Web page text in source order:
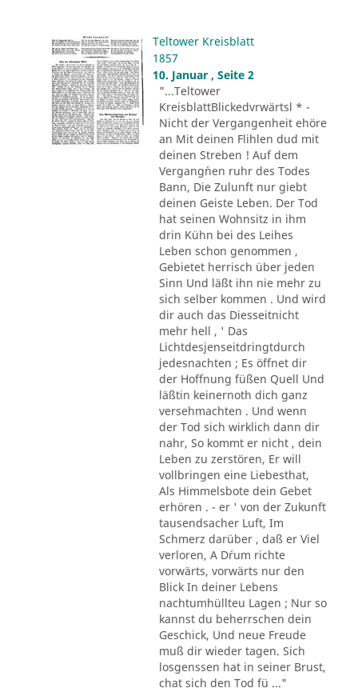
Teltower Kreisblatt
1857
10. Januar , Seite 2
"...Teltower
KreisblattBlickedvrwärtsl * -
Nicht der Vergangenheit ehöre
an Mit deinen Flihlen dud mit
deinen Streben ! Auf dem
Vergang´nen ruhr des Todes
Bann, Die Zulunft nur giebt
deinen Geiste Leben. Der Tod
hat seinen Wohnsitz in ihm
drin Kühn bei des Leihes
Leben schon genommen ,
Gebietet herrisch über jeden
Sinn Und läßt ihn nie mehr zu
sich selber kommen . Und wird
dir auch das Diesseitnicht
mehr hell , ' Das
Lichtdesjenseitdringtdurch
jedesnachten ; Es öffnet dir
der Hoffnung füßen Quell Und
läßtin keinernoth dich ganz
versehmachten . Und wenn
der Tod sich wirklich dann dir
nahr, So kommt er nicht , dein
Leben zu zerstören, Er will
vollbringen eine Liebesthat,
Als Himmelsbote dein Gebet
erhören . - er ' von der Zukunft
tausendsacher Luft, Im
Schmerz darüber , daß er Viel
verloren, A D´rum richte
vorwärts, vorwärts nur den
Blick In deiner Lebens
nachtumhüllteu Lagen ; Nur so
kannst du beherrschen dein
Geschick, Und neue Freude
muß dir wieder tagen. Sich
losgenssen hat in seiner Brust,
chat sich den Tod fü ..."